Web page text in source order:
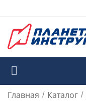
Главная / Каталог /